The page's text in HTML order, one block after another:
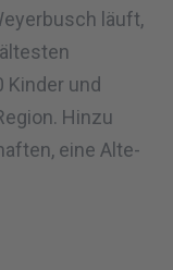
läuft,
und
Hinzu
eine Alte-